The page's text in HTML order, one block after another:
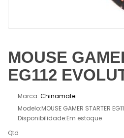
MOUSE
EG112
Marca: Chinamate
Modelo:MOUSE GAMER STARTER
Disponibilidade:Em estoque
Qtd